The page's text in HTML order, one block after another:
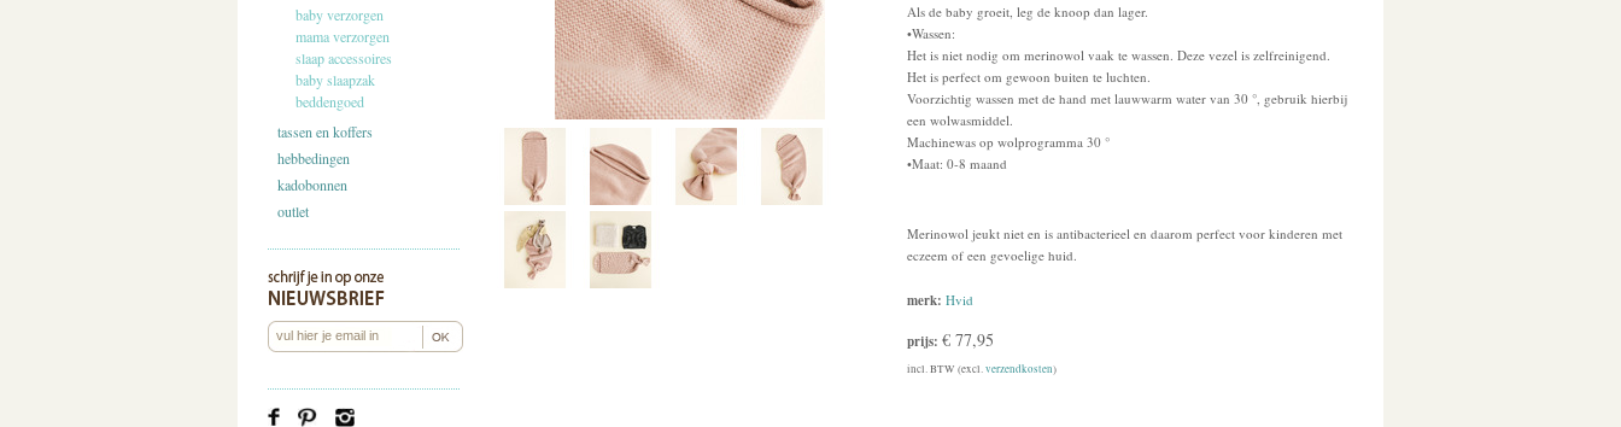
baby verzorgen
mama verzorgen
slaap accessoires
baby slaapzak
beddengoed
tassen en koffers
hebbedingen
kadobonnen
outlet
Als de baby groeit, leg de knoop dan lager.
•Wassen:
Het is niet nodig om merinowol vaak te wassen. Deze vezel is zelfreinigend.
Het is perfect om gewoon buiten te luchten.
Voorzichtig wassen met de hand met lauwwarm water van 30 °, gebruik hierbij
een wolwasmiddel.
Machinewas op wolprogramma 30 °
•Maat: 0-8 maand
Merinowol jeukt niet en is antibacterieel en daarom perfect voor kinderen met
eczeem of een gevoelige huid.
merk: Hvid
prijs: € 77,95
incl. BTW (excl.verzendkosten)